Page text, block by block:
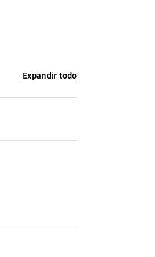
Expandir todo